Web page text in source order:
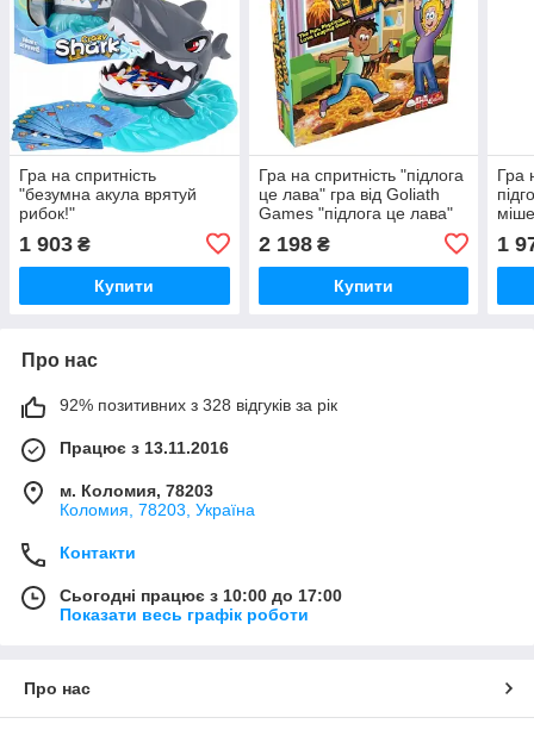
Гра на спритність
"безумна акула врятуй
рибок!"
1 903 ₴
Купити
Гра на спритність "підлога
це лава" гра від Goliath
Games "підлога це лава"
культова рухлива гра для
дітей від +5 років
2 198₴
Купити
Гра
1
Про нас
92% позитивних з 328 відгуків за рік
Працює з 13.11.2016
м. Коломия, 78203
Коломия, 78203, Україна
Контакти
Сьогодні працює з 10:00 до 17:00
Показати весь графік роботи
Про нас